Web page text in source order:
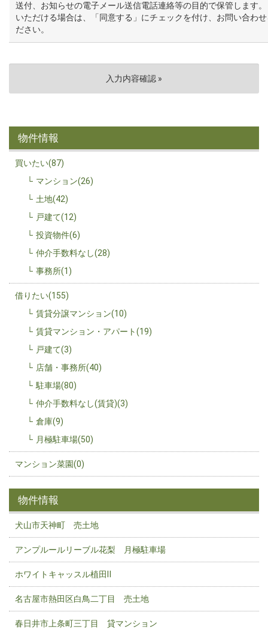
送付、お知らせの電子メール送信電話連絡等の目的で保管します
いただける場合は、「同意する」にチェックを付け、お問い合わ
ださい。
物件情報
買いたい(87)
マンション(26)
土地(42)
戸建て(12)
投資物件(6)
仲介手数料なし(28)
事務所(1)
借りたい(155)
賃貸分譲マンション(10)
賃貸マンション・アパート(19)
戸建て(3)
店舗・事務所(40)
駐車場(80)
仲介手数料なし(賃貸)(3)
倉庫(9)
月極駐車場(50)
マンション菜園(0)
物件情報
犬山市天神町 売土地
アンプルールリーブル花梨 月極駐車場
ホワイトキャッスル植田Ⅱ
名古屋市熱田区白鳥二丁目 売土地
春日井市上条町三丁目 貸マンション